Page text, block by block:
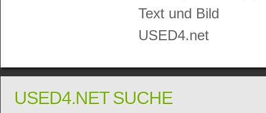
Text und Bild
USED4.net
USED4.NET SUCHE